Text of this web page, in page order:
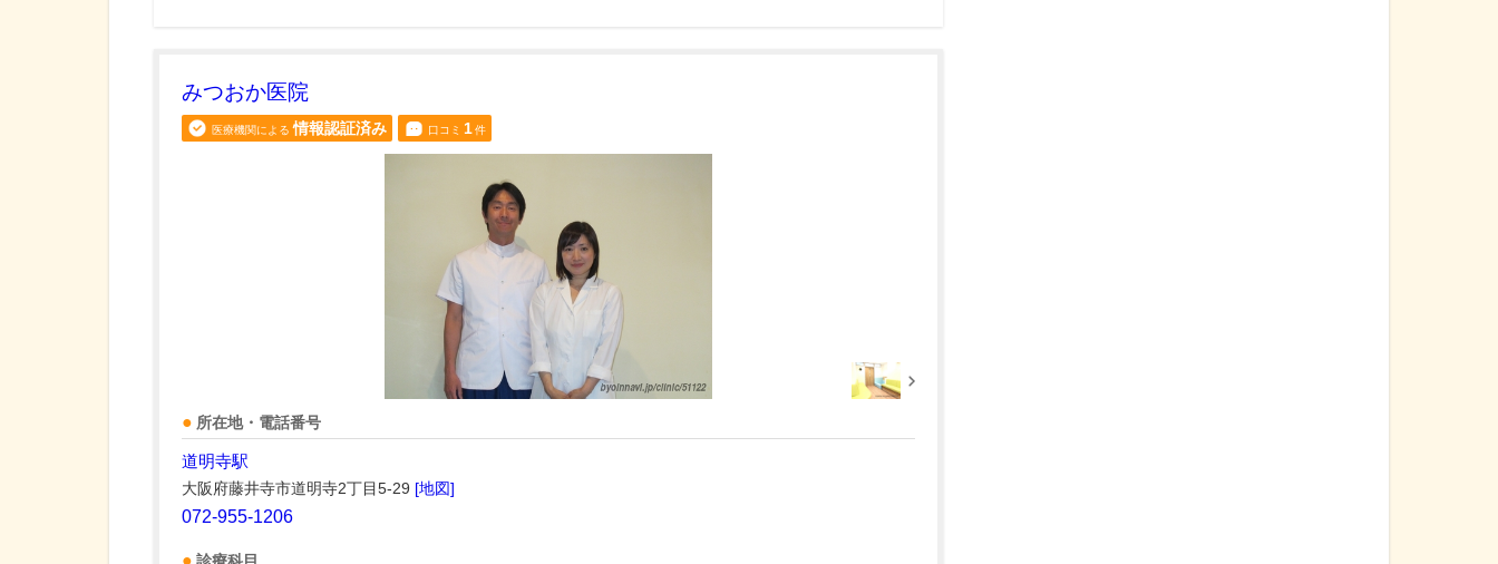
みつおか医院
医療機関による 情報認証済み 口コミ 1件
所在地・電話番号
道明寺駅
大阪府藤井寺市道明寺2丁目5-29 [地図]
072-955-1206